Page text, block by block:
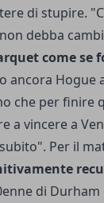
di stupire.
debba
come se
ancora Hogue
che per finire
a vincere a
Per il
di